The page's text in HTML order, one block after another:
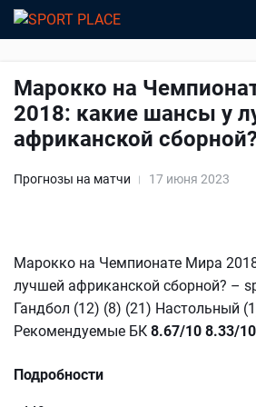
Марокко на
2018: какие шансы у
африканской сборной?
Прогнозы на матчи 17 июня 2023
Марокко на Чемпионате Мира
лучшей африканской сборной? –
Гандбол (12) (8) (21) Настольный
Рекомендуемые БК 8.67/10 8.33/10
Подробности